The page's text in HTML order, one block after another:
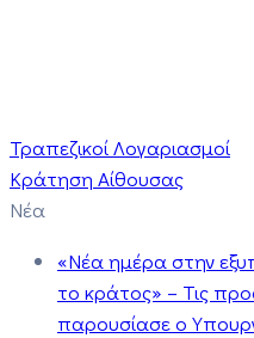
Τραπεζικοί Λογαριασμοί
Κράτηση Αίθουσας
Νέα
«Νέα ημέρα στην
το κράτος» – Τις
παρουσίασε ο